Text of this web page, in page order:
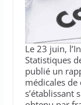
Le 23 juin,
Statistiques
publié un
médicales de
s’établissant